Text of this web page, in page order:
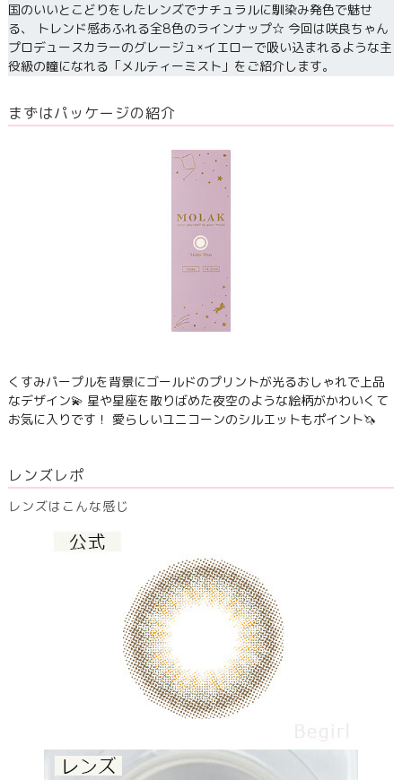
国のいいとこどりをしたレンズでナチュラルに馴染み発色で魅せ
る、 トレンド感あふれる全8色のラインナップ☆ 今回は咲良ちゃん
プロデュースカラーのグレージュ×イエローで吸い込まれるような主
役級の瞳になれる「メルティーミスト」をご紹介します。
まずはパッケージの紹介
くすみパープルを背景にゴールドのプリントが光るおしゃれで上品
なデザイン💫 星や星座を散りばめた夜空のような絵柄がかわいくて
お気に入りです！ 愛らしいユニコーンのシルエットもポイント🦄
レンズレポ
レンズはこんな感じ